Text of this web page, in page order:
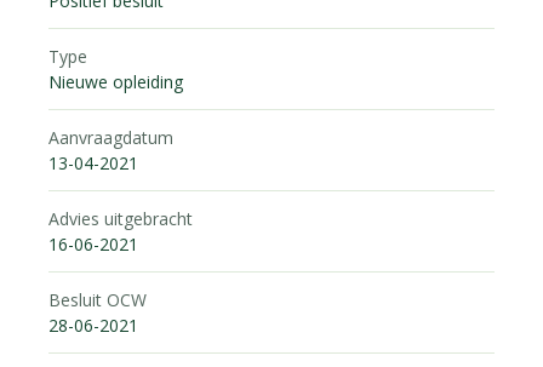
Type
Nieuwe opleiding
Aanvraagdatum
13-04-2021
Advies uitgebracht
16-06-2021
Besluit OCW
28-06-2021